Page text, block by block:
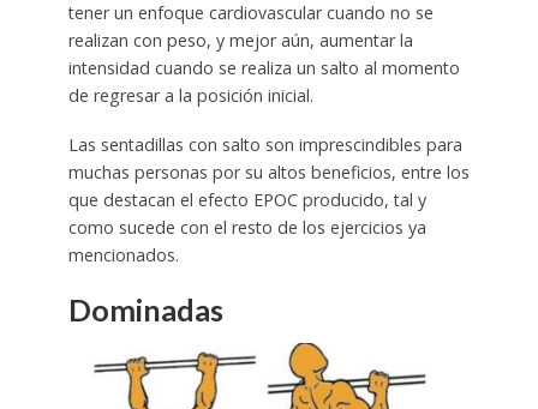
tener un enfoque cardiovascular cuando no se
realizan con peso, y mejor aún, aumentar la
intensidad cuando se realiza un salto al momento
de regresar a la posición inicial.
Las sentadillas con salto son imprescindibles para
muchas personas por su altos beneficios, entre los
que destacan el efecto EPOC producido, tal y
como sucede con el resto de los ejercicios ya
mencionados.
Dominadas